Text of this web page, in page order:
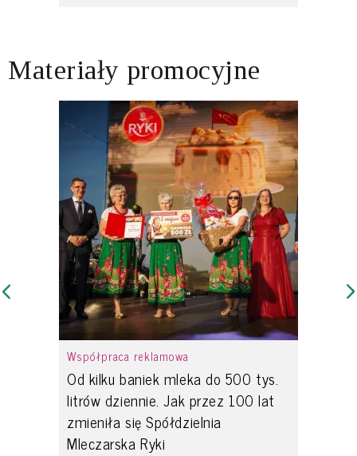
Materiały promocyjne
Współpraca reklamowa
Od kilku baniek mleka do 500 tys.
litrów dziennie. Jak przez 100 lat
zmieniła się Spółdzielnia
Mleczarska Ryki